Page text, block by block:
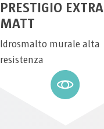
PRESTIGIO EXTRA
MATT
Idrosmalto murale alta
resistenza